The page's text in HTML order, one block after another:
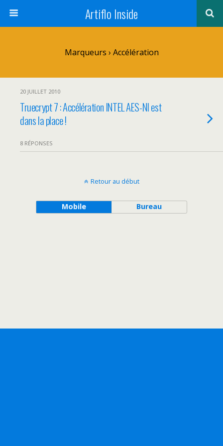
Artiflo Inside
Marqueurs › Accélération
20 JUILLET 2010
Truecrypt 7 : Accélération INTEL AES-NI est
dans la place !
8 RÉPONSES
Retour au début
Mobile Bureau